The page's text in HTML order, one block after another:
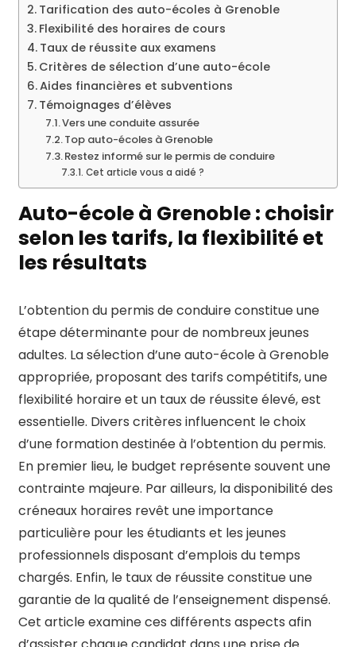
Tarification des auto-écoles à Grenoble
Flexibilité des horaires de cours
Taux de réussite aux examens
Critères de sélection d’une auto-école
Aides financières et subventions
Témoignages d’élèves
Vers une conduite assurée
Top auto-écoles à Grenoble
Restez informé sur le permis de conduire
Cet article vous a aidé ?
Auto-école à Grenoble : choisir
selon les tarifs, la flexibilité et
les résultats
L’obtention du permis de conduire constitue une
étape déterminante pour de nombreux jeunes
adultes. La sélection d’une auto-école à Grenoble
appropriée, proposant des tarifs compétitifs, une
flexibilité horaire et un taux de réussite élevé, est
essentielle. Divers critères influencent le choix
d’une formation destinée à l’obtention du permis.
En premier lieu, le budget représente souvent une
contrainte majeure. Par ailleurs, la disponibilité des
créneaux horaires revêt une importance
particulière pour les étudiants et les jeunes
professionnels disposant d’emplois du temps
chargés. Enfin, le taux de réussite constitue une
garantie de la qualité de l’enseignement dispensé.
Cet article examine ces différents aspects afin